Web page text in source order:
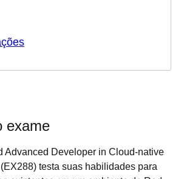
exame
Advanced Developer in Cloud-native
testa suas habilidades para